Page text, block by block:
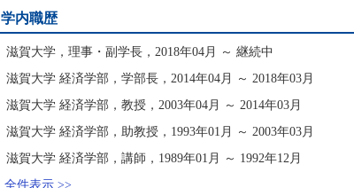
学内職歴
滋賀大学，理事・副学長，2018年04月 ～ 継続中
滋賀大学 経済学部，学部長，2014年04月 ～ 2018年03月
滋賀大学 経済学部，教授，2003年04月 ～ 2014年03月
滋賀大学 経済学部，助教授，1993年01月 ～ 2003年03月
滋賀大学 経済学部，講師，1989年01月 ～ 1992年12月
全件表示 >>